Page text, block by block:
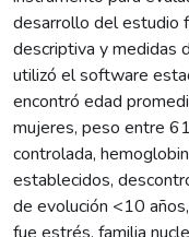
desarrollo del estudio
descriptiva y medidas
utilizó el software
encontró edad
mujeres, peso entre
controlada,
establecidos,
de evolución <10